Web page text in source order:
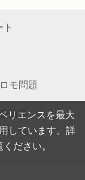
リエンスを最大
しています。詳
ださい。
モ問題
価格
Inc.